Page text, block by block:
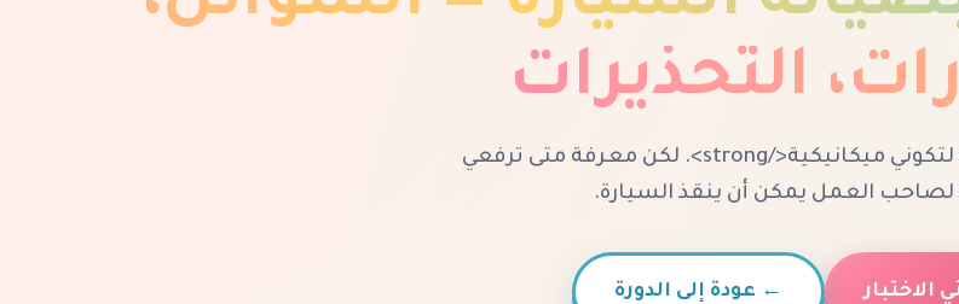
التحذيرات
<strong>لست بحاجة لتكوني ميكانيكية</strong>. لكن معرفة متى ترفعي
العمل يمكن أن ينقذ السيارة.
الاختبار ← عودة إلى الدورة